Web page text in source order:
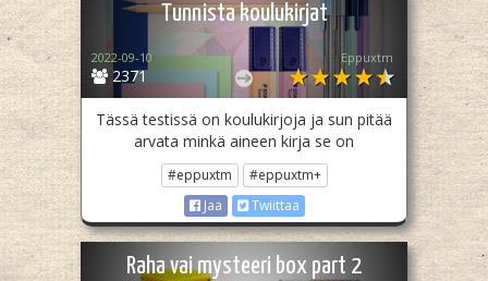
Tunnista koulukirjat
2371
2022-09-10 Eppuxtm
Tässä testissä on koulukirjoja ja sun pitää
arvata minkä aineen kirja se on
#eppuxtm
#eppuxtm+
Jaa
Twiittaa
Raha vai mysteeri box part 2